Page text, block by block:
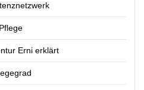
Pflege
Erni erklärt